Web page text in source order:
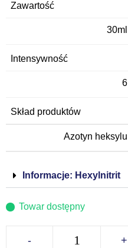
Zawartość
30ml
Intensywność
6
Skład produktów
Azotyn heksylu
Informacje: Hexylnitrit
Towar dostępny
- +